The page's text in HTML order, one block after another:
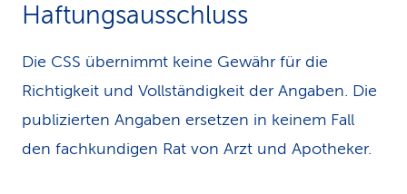
Haftungsausschluss
Die CSS übernimmt keine Gewähr für die
Richtigkeit und Vollständigkeit der Angaben. Die
publizierten Angaben ersetzen in keinem Fall
den fachkundigen Rat von Arzt und Apotheker.